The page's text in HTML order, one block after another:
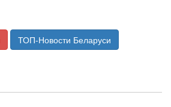
ТОП-Новости Беларуси